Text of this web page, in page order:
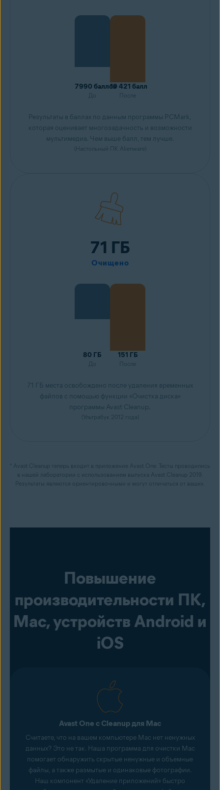
7990 баллов
До
10 421 балл
После
Результаты в баллах по данным программы PCMark,
которая оценивает многозадачность и возможности
мультимедиа. Чем выше балл, тем лучше.
(Настольный ПК Alienware)
71 ГБ
Очищено
80 ГБ
До
151 ГБ
После
71 ГБ места освобождено после удаления временных
файлов с помощью функции «Очистка диска»
программы Avast Cleanup.
(Ультрабук 2012 года)
* Avast Cleanup теперь входит в приложение Avast One. Тесты проводились
в нашей лаборатории с использованием выпуска Avast Cleanup 2019.
Результаты являются ориентировочными и могут отличаться от ваших.
Повышение
производительности ПК,
Mac, устройств Android и
iOS
Avast One с Cleanup для Mac
Считаете, что на вашем компьютере Mac нет ненужных
данных? Это не так. Наша программа для очистки Mac
помогает обнаружить скрытые ненужные и объемные
файлы, а также размытые и одинаковые фотографии.
Наш компонент «Удаление приложений» быстро